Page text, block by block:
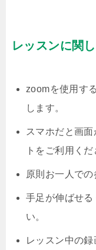
レッスンに関
zoomを使用す
します。
スマホだと画
トをご利用くだ
原則お一人での
手足が伸ばせる
い。
レッスン中の録